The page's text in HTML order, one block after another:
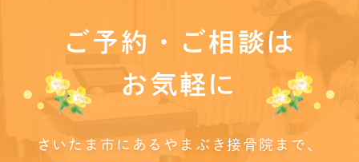
ご予約・ご相談は
お気軽に
さいたま市にあるやまぶき接骨院まで、